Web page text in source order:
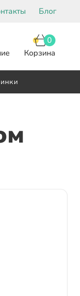
Блог
Корзина
0